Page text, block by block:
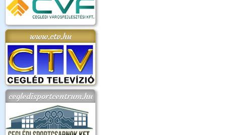
www.ctv.hu
cegledisportcentrum.hu